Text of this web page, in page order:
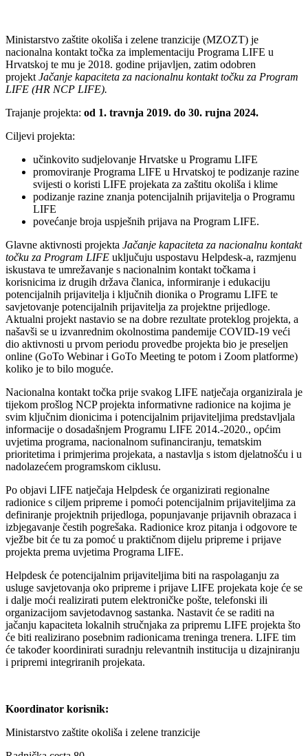
Ministarstvo zaštite okoliša i zelene tranzicije (MZOZT) je
nacionalna kontakt točka za implementaciju Programa LIFE u
Hrvatskoj te mu je 2018. godine prijavljen, zatim odobren
projekt Jačanje kapaciteta za nacionalnu kontakt točku za Program
LIFE (HR NCP LIFE).
Trajanje projekta: od 1. travnja 2019. do 30. rujna 2024.
Ciljevi projekta:
učinkovito sudjelovanje Hrvatske u Programu LIFE
promoviranje Programa LIFE u Hrvatskoj te podizanje razine
svijesti o koristi LIFE projekata za zaštitu okoliša i klime
podizanje razine znanja potencijalnih prijavitelja o Programu
LIFE
povećanje broja uspješnih prijava na Program LIFE.
Glavne aktivnosti projekta Jačanje kapaciteta za nacionalnu kontakt
točku za Program LIFE uključuju uspostavu Helpdesk-a, razmjenu
iskustava te umrežavanje s nacionalnim kontakt točkama i
korisnicima iz drugih država članica, informiranje i edukaciju
potencijalnih prijavitelja i ključnih dionika o Programu LIFE te
savjetovanje potencijalnih prijavitelja za projektne prijedloge.
Aktualni projekt nastavio se na dobre rezultate proteklog projekta, a
našavši se u izvanrednim okolnostima pandemije COVID-19 veći
dio aktivnosti u prvom periodu provedbe projekta bio je preseljen
online (GoTo Webinar i GoTo Meeting te potom i Zoom platforme)
koliko je to bilo moguće.
Nacionalna kontakt točka prije svakog LIFE natječaja organizirala je
tijekom prošlog NCP projekta informativne radionice na kojima je
svim ključnim dionicima i potencijalnim prijaviteljima predstavljala
informacije o dosadašnjem Programu LIFE 2014.-2020., općim
uvjetima programa, nacionalnom sufinanciranju, tematskim
prioritetima i primjerima projekata, a nastavlja s istom djelatnošću i u
nadolazećem programskom ciklusu.
Po objavi LIFE natječaja Helpdesk će organizirati regionalne
radionice s ciljem pripreme i pomoći potencijalnim prijaviteljima za
definiranje projektnih prijedloga, popunjavanje prijavnih obrazaca i
izbjegavanje čestih pogrešaka. Radionice kroz pitanja i odgovore te
vježbe bit će tu za pomoć u praktičnom dijelu pripreme i prijave
projekta prema uvjetima Programa LIFE.
Helpdesk će potencijalnim prijaviteljima biti na raspolaganju za
usluge savjetovanja oko pripreme i prijave LIFE projekata koje će se
i dalje moći realizirati putem elektroničke pošte, telefonski ili
organizacijom savjetodavnog sastanka. Nastavit će se raditi na
jačanju kapaciteta lokalnih stručnjaka za pripremu LIFE projekta što
će biti realizirano posebnim radionicama treninga trenera. LIFE tim
će također koordinirati suradnju relevantnih institucija u dizajniranju
i pripremi integriranih projekata.
Koordinator korisnik:
Ministarstvo zaštite okoliša i zelene tranzicije